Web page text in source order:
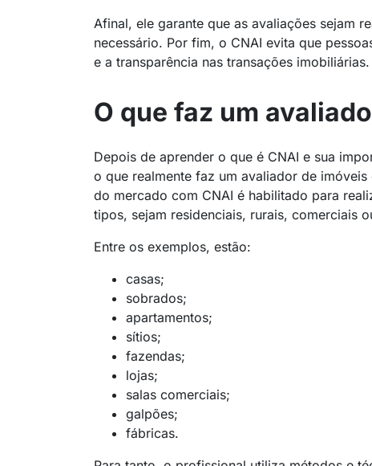
Afinal, ele garante que as avaliações sejam
necessário. Por fim, o CNAI evita que
e a transparência nas transações imobiliárias.
O que faz um
Depois de aprender o que é CNAI e sua
o que realmente faz um avaliador de
do mercado com CNAI é habilitado para
tipos, sejam residenciais, rurais, comerciais
Entre os exemplos, estão:
casas;
sobrados;
apartamentos;
sítios;
fazendas;
lojas;
salas comerciais;
galpões;
fábricas.